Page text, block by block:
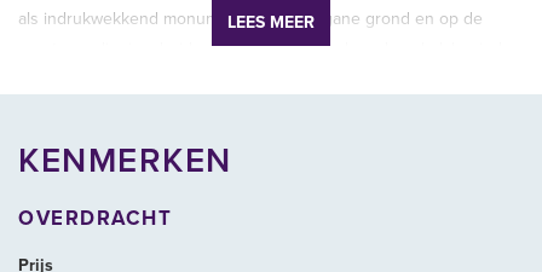
als indrukwekkend monument. Op de begane grond en op de
eerste verdieping, beiden direct ontsloten door deze hal, bevinden
vergaderruimtes en belunits met een meer eigentijds karakter en
beschikbaar voor vergaderingen. Via het souterrain is de ruime
binnentuin bereikbaar. Het dakterras met uitzicht op de Maas is
LEES MEER
KENMERKEN
OVERDRACHT
Prijs